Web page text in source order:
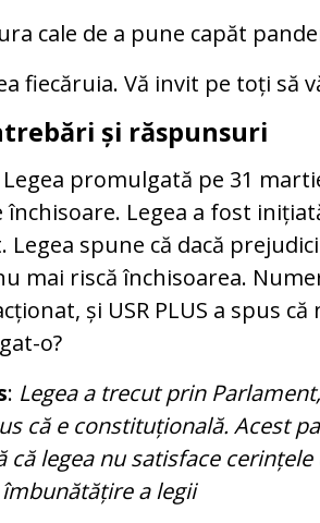
cale de a pune capăt
fiecăruia. Vă invit pe toți să
și răspunsuri
Legea promulgată pe 31
închisoare. Legea a fost
Legea spune că dacă
mai riscă închisoarea.
și USR PLUS a spus
o?
: Legea a trecut prin
că e constituțională. Acest
că legea nu satisface
a legii